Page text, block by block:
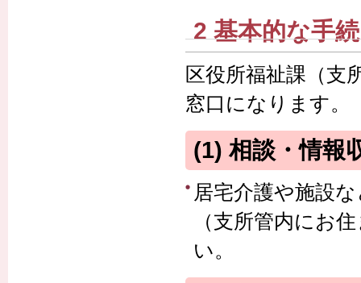
2 基本的な手
区役所福祉課（支
窓口になります。
(1) 相談・情報
居宅介護や施設
（支所管内にお
い。